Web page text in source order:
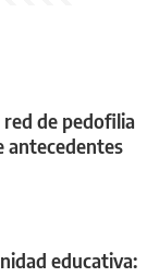
red de pedofilia
antecedentes
educativa: